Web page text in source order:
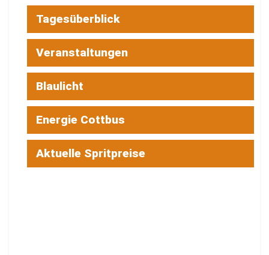
Tagesüberblick
Veranstaltungen
Blaulicht
Energie Cottbus
Aktuelle Spritpreise